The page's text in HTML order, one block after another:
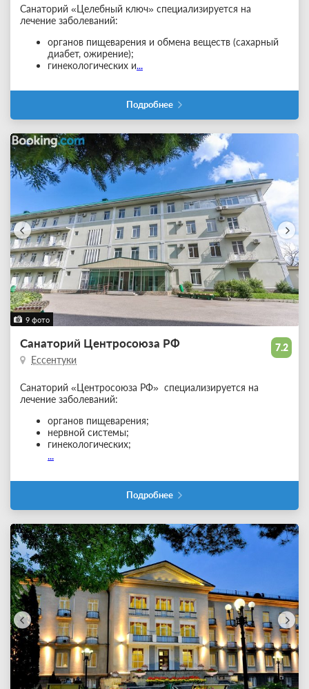
Санаторий «Целебный ключ» специализируется на
лечение заболеваний:
органов пищеварения и обмена веществ (сахарный
диабет, ожирение);
гинекологических и...
Подробнее
9 фото
7.2
Санаторий Центросоюза РФ
Ессентуки
Санаторий «Центросоюза РФ» специализируется на
лечение заболеваний:
органов пищеварения;
нервной системы;
гинекологических;
...
Подробнее